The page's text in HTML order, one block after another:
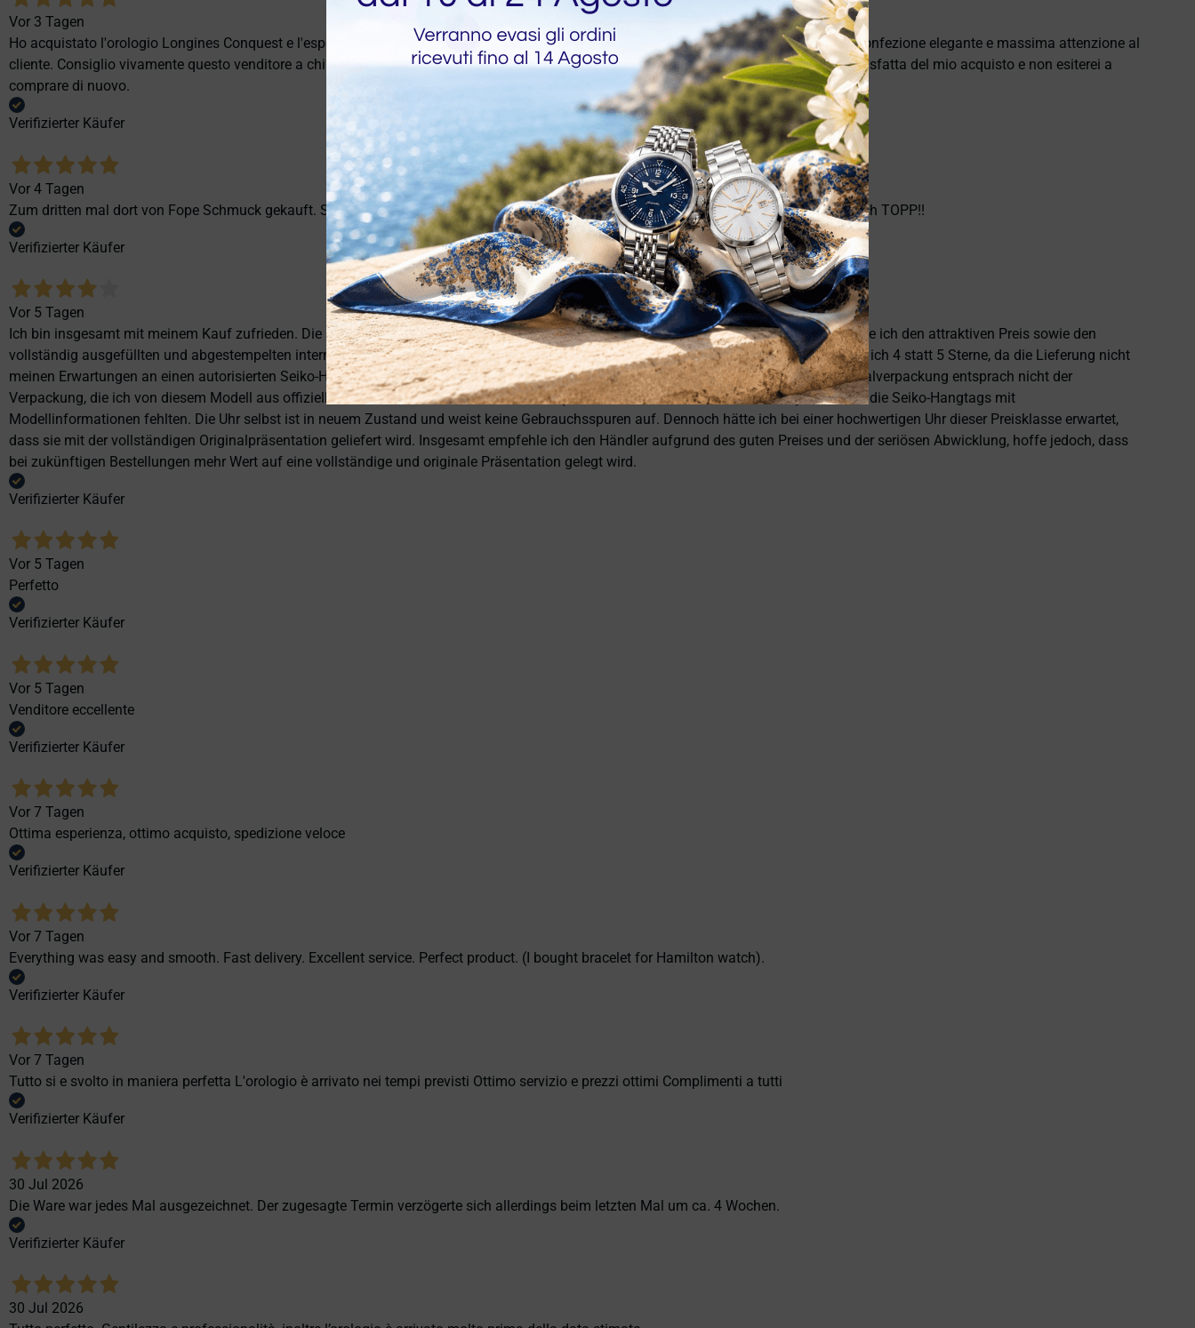
Vor 3 Tagen
Ho acquistato l'orologio Longines Conquest e l'esperienza è stata eccellente. Anche il servizio è stato impeccabile: spedizione puntuale, confezione elegante e massima attenzione al
cliente. Consiglio vivamente questo venditore a chi cerca professionalità, affidabilità e prodotti di altissimo livello. Sono pienamente soddisfatta del mio acquisto e non esiterei a
comprare di nuovo.
Verifizierter Käufer
Vor 4 Tagen
Zum dritten mal dort von Fope Schmuck gekauft. Super Service, tolle Preise! Ich kann Fabio Ferro ohne Bedenken weiterempfehlen. Einfach TOPP!!
Verifizierter Käufer
Vor 5 Tagen
Ich bin insgesamt mit meinem Kauf zufrieden. Die Uhr ist neu, original und funktioniert einwandfrei. Besonders positiv hervorheben möchte ich den attraktiven Preis sowie den
vollständig ausgefüllten und abgestempelten internationalen Seiko-Garantieschein. Der Versand war außerdem schnell. Dennoch vergebe ich 4 statt 5 Sterne, da die Lieferung nicht
meinen Erwartungen an einen autorisierten Seiko-Händler entsprach. Die Uhr kam ohne die üblichen Schutzfolien am Armband, die Originalverpackung entsprach nicht der
Verpackung, die ich von diesem Modell aus offiziellen Präsentationen und Videos kenne (andere Box und anderes Uhrenkissen), und auch die Seiko-Hangtags mit
Modellinformationen fehlten. Die Uhr selbst ist in neuem Zustand und weist keine Gebrauchsspuren auf. Dennoch hätte ich bei einer hochwertigen Uhr dieser Preisklasse erwartet,
dass sie mit der vollständigen Originalpräsentation geliefert wird. Insgesamt empfehle ich den Händler aufgrund des guten Preises und der seriösen Abwicklung, hoffe jedoch, dass
bei zukünftigen Bestellungen mehr Wert auf eine vollständige und originale Präsentation gelegt wird.
Verifizierter Käufer
Vor 5 Tagen
Perfetto
Verifizierter Käufer
Vor 5 Tagen
Venditore eccellente
Verifizierter Käufer
Vor 7 Tagen
Ottima esperienza, ottimo acquisto, spedizione veloce
Verifizierter Käufer
Vor 7 Tagen
Everything was easy and smooth. Fast delivery. Excellent service. Perfect product. (I bought bracelet for Hamilton watch).
Verifizierter Käufer
Vor 7 Tagen
Tutto si e svolto in maniera perfetta L'orologio è arrivato nei tempi previsti Ottimo servizio e prezzi ottimi Complimenti a tutti
Verifizierter Käufer
30 Jul 2026
Die Ware war jedes Mal ausgezeichnet. Der zugesagte Termin verzögerte sich allerdings beim letzten Mal um ca. 4 Wochen.
Verifizierter Käufer
30 Jul 2026